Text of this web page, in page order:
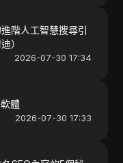
階人工智慧搜尋引
）
2026-07-30 17:34
體
2026-07-30 17:33